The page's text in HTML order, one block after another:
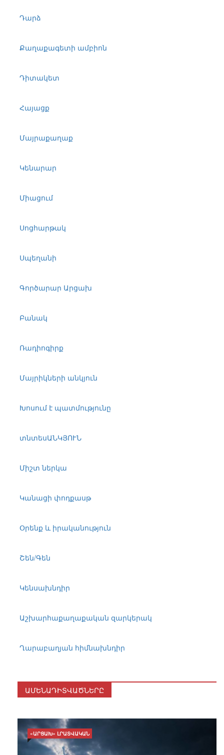
Դարձ
Քաղաքագետի ամբիոն
Դիտակետ
Հայացք
Մայրաքաղաք
Կենարար
Միացում
Սոցհարթակ
Սպեղանի
Գործարար Արցախ
Բանակ
Ռադիոգիրք
Մայրիկների անկյուն
Խոսում է պատմությունը
տնտեսԱՆԿՅՈՒՆ
Միշտ ներկա
Կանացի փոդքասթ
Օրենք և իրականություն
Շեն/Գեն
Կենսախնդիր
Աշխարհաքաղաքական զարկերակ
Ղարաբաղյան հիմնախնդիր
ԱՄԵՆԱԴԻՏՎԱԾՆԵՐԸ
«ԱՐՑԱԽ» ԼՐԱՏՎԱԿԱՆ